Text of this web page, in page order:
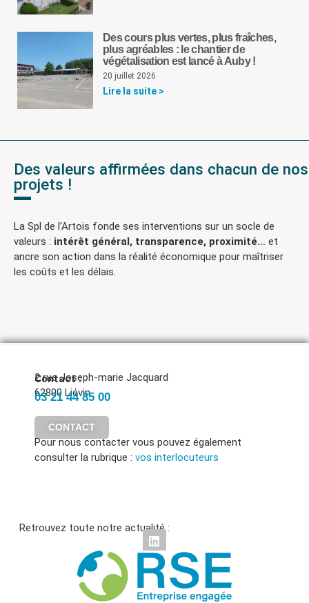
Des cours plus vertes, plus fraîches,
plus agréables : le chantier de
végétalisation est lancé à Auby !
20 juillet 2026
Lire la suite >
Des valeurs affirmées dans chacun de nos
projets !
La Spl de l’Artois fonde ses interventions sur un socle de
valeurs : intérêt général, transparence, proximité… et
ancre son action dans la réalité économique pour maîtriser
les coûts et les délais.
Contact :
2 rue Joseph-marie Jacquard
62800 Liévin
03 21 44 85 00
CONTACT
Pour nous contacter vous pouvez également
consulter la rubrique : vos interlocuteurs
Retrouvez toute notre actualité :